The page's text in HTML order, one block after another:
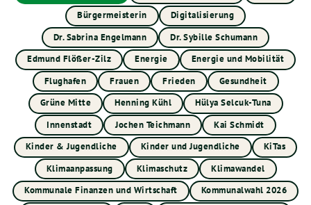
Bürgermeisterin
Digitalisierung
Dr. Sabrina Engelmann
Dr. Sybille Schumann
Edmund Flößer-Zilz
Energie
Energie und Mobilität
Flughafen
Frauen Frieden
Gesundheit
Grüne Mitte
Henning Kühl
Hülya Selcuk-Tuna
Innenstadt
Jochen Teichmann
Kai Schmidt
Kinder & Jugendliche
Kinder und Jugendliche
KiTas
Klimaanpassung
Klimaschutz
Klimawandel
Kommunale Finanzen und Wirtschaft
Kommunalwahl 2026